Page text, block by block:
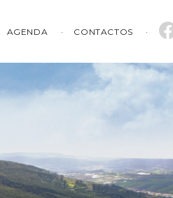
AGENDA CONTACTOS